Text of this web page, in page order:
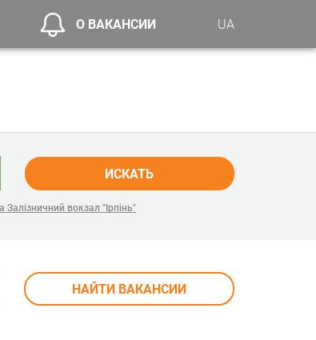
О ВАКАНСИИ UA
ИСКАТЬ
вокзал "Ірпінь"
НАЙТИ ВАКАНСИИ